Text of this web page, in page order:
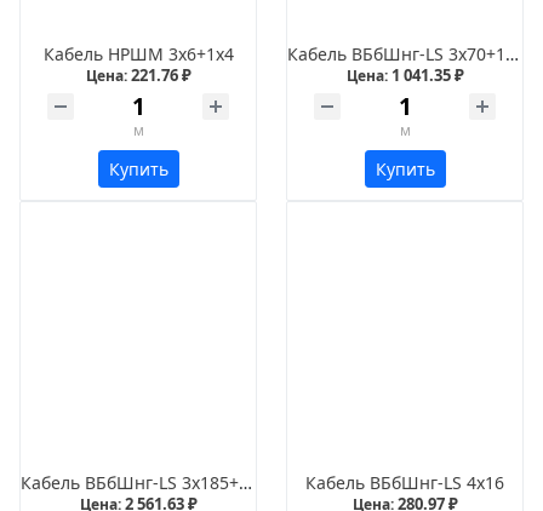
Кабель НРШМ 3х6+1х4
Цена:221.76 ₽
м
Купить
Кабель ВБбШнг-LS 3х70+1х35
Цена: 1 041.35 ₽
м
Купить
Кабель ВБбШнг-LS 3х185+1х70
Цена:2 561.63 ₽
Кабель ВБбШнг-LS 4х16
Цена:280.97 ₽